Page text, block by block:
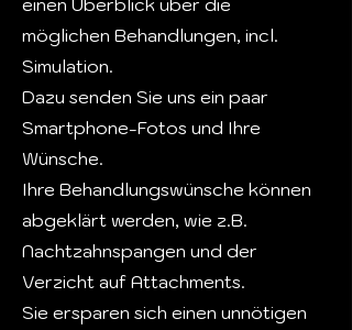
einen Überblick über die
möglichen Behandlungen, incl.
Simulation.
Dazu senden Sie uns ein paar
Smartphone-Fotos und Ihre
Wünsche.
Ihre Behandlungswünsche können
abgeklärt werden, wie z.B.
Nachtzahnspangen und der
Verzicht auf Attachments.
Sie ersparen sich einen unnötigen